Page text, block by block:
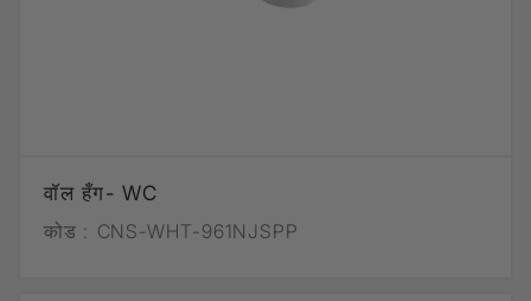
वॉल हँग- WC
कोड : CNS-WHT-961NJSPP